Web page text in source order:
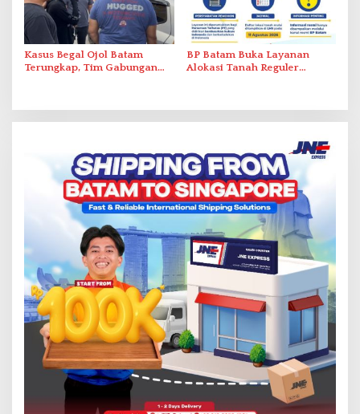
Kasus Begal Ojol Batam
Terungkap, Tim Gabungan
BP Batam Buka Layanan
Alokasi Tanah Reguler